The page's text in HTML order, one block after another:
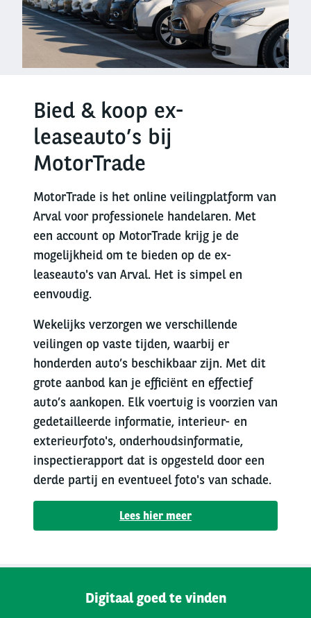
Bied & koop ex-
leaseauto’s bij
MotorTrade
MotorTrade is het online veilingplatform van
Arval voor professionele handelaren. Met
een account op MotorTrade krijg je de
mogelijkheid om te bieden op de ex-
leaseauto's van Arval. Het is simpel en
eenvoudig.
Wekelijks verzorgen we verschillende
veilingen op vaste tijden, waarbij er
honderden auto’s beschikbaar zijn. Met dit
grote aanbod kan je efficiënt en effectief
auto’s aankopen. Elk voertuig is voorzien van
gedetailleerde informatie, interieur- en
exterieurfoto's, onderhoudsinformatie,
inspectierapport dat is opgesteld door een
derde partij en eventueel foto's van schade.
Lees hier meer
Digitaal goed te vinden